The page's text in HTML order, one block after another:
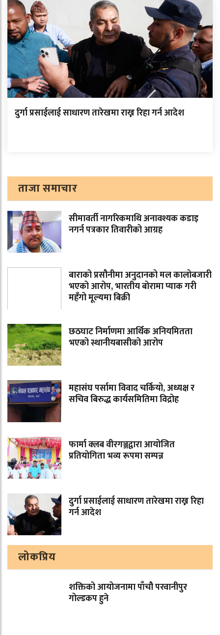
दुर्गा प्रसाईलाई साधारण तारेखमा राख्न रिहा गर्न आदेश
ताजा समाचार
सीमावर्ती नागरिकमाथि अनावश्यक कडाइ
नगर्न पत्रकार तिवारीको आग्रह
बाराको प्रसौनीमा अनुदानको मल कालोबजारी
भएको आरोप, भारतीय बोरामा प्याक गरी
महँगो मूल्यमा बिक्री
छठघाट निर्माणमा आर्थिक अनियमितता
भएको स्थानीयबासीको आरोप
महासंघ पर्सामा विवाद चर्कियो, अध्यक्ष र
सचिव बिरुद्ध कार्यसमितिमा विद्रोह
फार्मा क्लब वीरगञ्जद्वारा आयोजित
प्रतियोगिता भव्य रूपमा सम्पन्न
दुर्गा प्रसाईलाई साधारण तारेखमा राख्न रिहा
गर्न आदेश
लोकप्रिय
शक्तिको आयोजनामा पाँचौ परवानीपुर
गोल्डकप हुने